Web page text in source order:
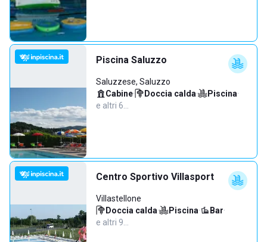
Piscina Saluzzo
Saluzzese, Saluzzo
Cabine· Doccia calda· Piscina·
e altri 6…
Centro Sportivo Villasport
Villastellone
Doccia calda· Piscina· Bar·
e altri 9…